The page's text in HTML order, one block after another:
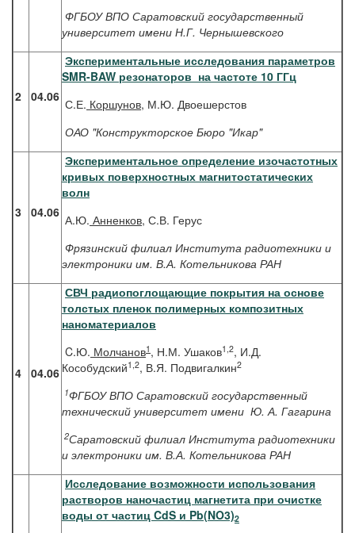
ФГБОУ ВПО Саратовский государственный
университет имени Н.Г. Чернышевского
2 04.06
Экспериментальные исследования параметров
SMR-BAW резонаторов на частоте 10 ГГц
С.Е. Коршунов, М.Ю. Двоешерстов
ОАО "Конструкторское Бюро "Икар"
3 04.06
Экспериментальное определение изочастотных
кривых поверхностных магнитостатических
волн
А.Ю. Анненков, С.В. Герус
Фрязинский филиал Института радиотехники и
электроники им. В.А. Котельникова РАН
4 04.06
СВЧ радиопоглощающие покрытия на основе
толстых пленок полимерных композитных
наноматериалов
C.Ю. Молчанов1 , Н.М. Ушаков1,2, И.Д.
Кособудский1,2, В.Я. Подвигалкин2
1ФГБОУ ВПО Саратовский государственный
технический университет имени Ю. А. Гагарина
2Саратовский филиал Института радиотехники
и электроники им. В.А. Котельникова РАН
Исследование возможности использования
растворов наночастиц магнетита при очистке
воды от частиц CdS и Pb(NO3)2